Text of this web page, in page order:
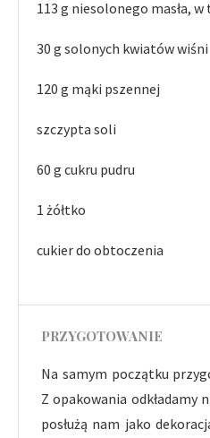
113 g niesolonego masła,
30 g solonych kwiatów wiśni
120 g mąki pszennej
szczypta soli
60 g cukru pudru
1 żółtko
cukier do obtoczenia
PRZYGOTOWANIE
Na samym początku
Z opakowania odkładamy
posłużą nam jako